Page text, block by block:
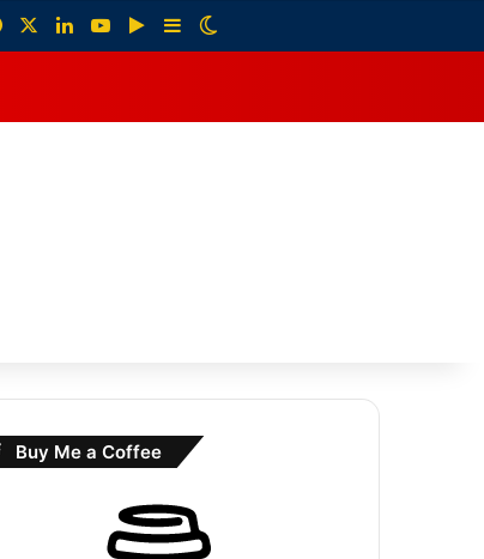
FacebookLinkedInYouTubeGoogle Play
Sidebar
Buy Me a Coffee